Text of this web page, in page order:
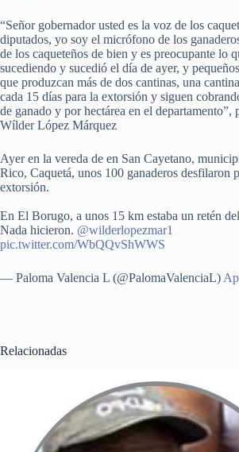
“Señor gobernador usted es la voz de los
diputados, yo soy el micrófono de los
de los caqueteños de bien y es preocupante lo
sucediendo y sucedió el día de ayer, y
que produzcan más de dos cantinas, una
cada 15 días para la extorsión y siguen
de ganado y por hectárea en el departamento”,
Wílder López Márquez
Ayer en la vereda de en San Cayetano,
Rico, Caquetá, unos 100 ganaderos desfilaron
extorsión.
En El Borugo, a unos 15 km estaba un retén
Nada hicieron. @wilderlopezmar1
pic.twitter.com/WbQQvShWWS
— Paloma Valencia L (@PalomaValenciaL)
Relacionadas